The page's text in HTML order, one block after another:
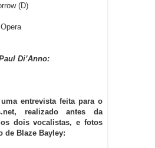
(D)
Di’Anno:
entrevista feita para o
realizado antes da
dois vocalistas, e fotos
de Blaze Bayley: